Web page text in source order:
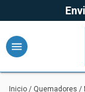
Inicio / Quemadores /